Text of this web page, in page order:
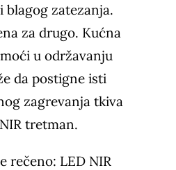
blagog zatezanja.
za drugo. Kućna
u održavanju
da postigne isti
zagrevanja tkiva
tretman.
rečeno: LED NIR